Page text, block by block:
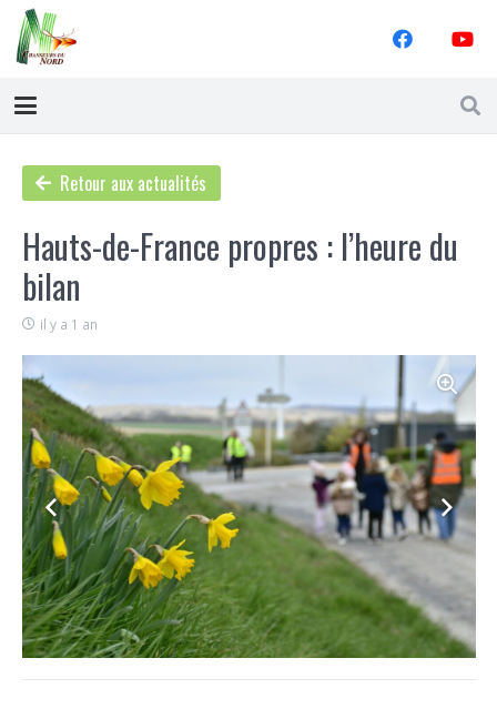
Retour aux actualités
Hauts-de-France propres : l’heure du
bilan
il y a 1 an